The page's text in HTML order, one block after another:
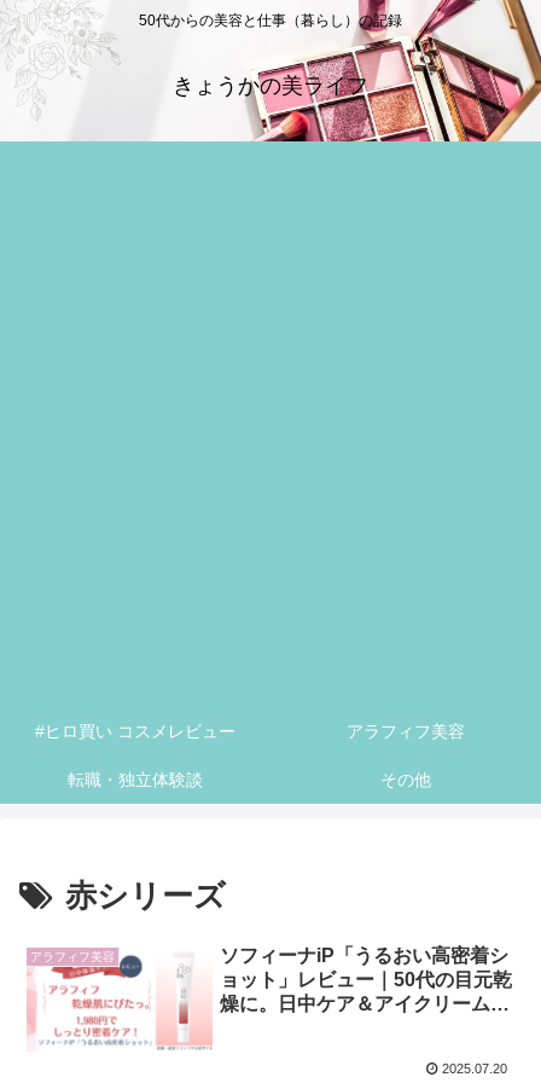
50代からの美容と仕事（暮らし）の記録
きょうかの美ライフ
#ヒロ買い コスメレビュー アラフィフ美容
転職・独立体験談 その他
赤シリーズ
アラフィフ美容
ソフィーナiP「うるおい高密着シ
ョット」レビュー｜50代の目元乾
燥に。日中ケア＆アイクリーム代
2025.07.20